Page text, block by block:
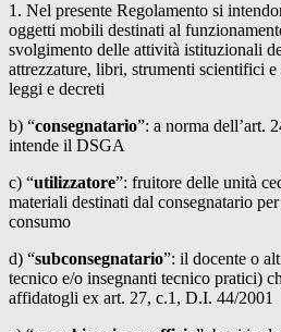
1. Nel presente Regolamento si
oggetti mobili destinati al
svolgimento delle attività istituzionali
attrezzature, libri, strumenti scientifici
leggi e decreti
b) “consegnatario”: a norma dell’art.
intende il DSGA
c) “utilizzatore”: fruitore delle unità
materiali destinati dal consegnatario
consumo
d) “subconsegnatario”: il docente o
tecnico e/o insegnanti tecnico pratici)
affidatogli ex art. 27, c.1, D.I. 44/2001